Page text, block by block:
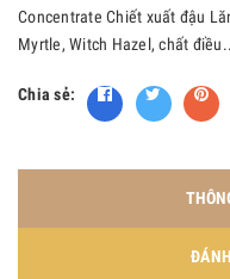
Concentrate Chiết xuất đậu
Myrtle, Witch Hazel, chất
Chia sẻ: